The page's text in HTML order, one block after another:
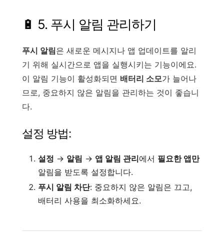
🔋 5. 푸시 알림 관리하기
푸시 알림은 새로운 메시지나 앱 업데이트를 알리
기 위해 실시간으로 앱을 실행시키는 기능이에요.
이 알림 기능이 활성화되면 배터리 소모가 늘어나
므로, 중요하지 않은 알림을 관리하는 것이 좋습니
다.
설정 방법:
설정 → 알림 → 앱 알림 관리에서 필요한 앱만
알림을 받도록 설정합니다.
푸시 알림 차단: 중요하지 않은 알림은 끄고,
배터리 사용을 최소화하세요.